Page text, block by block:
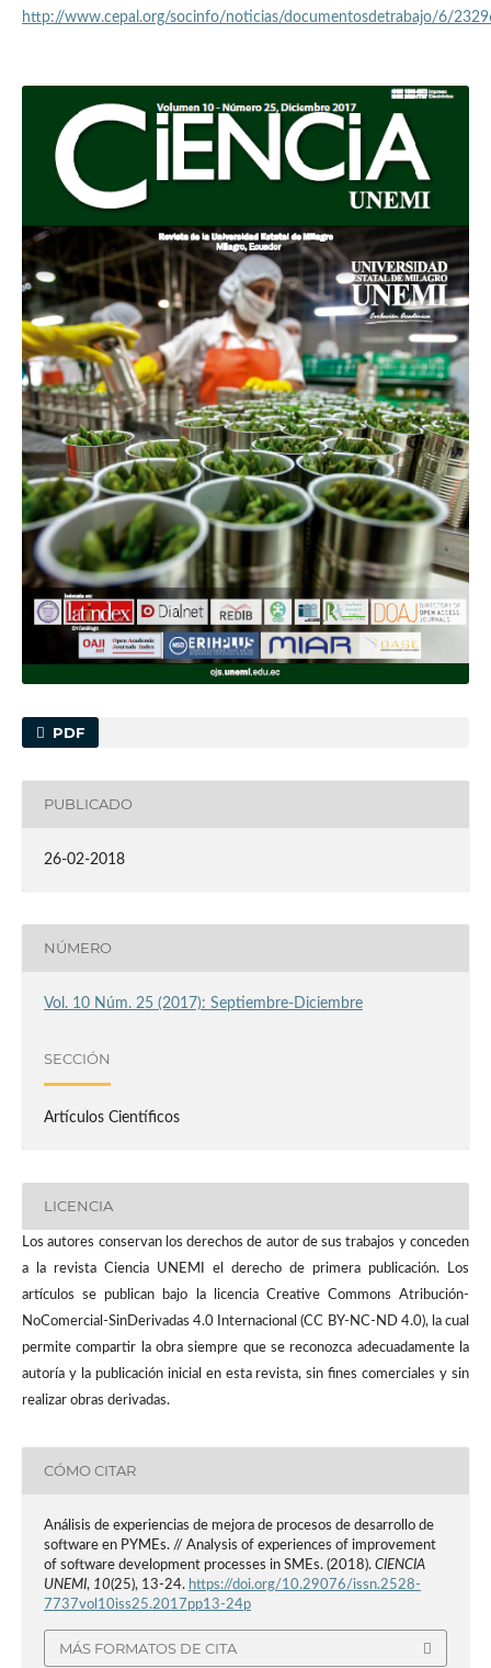
http://www.cepal.org/socinfo/noticias/documentosdetrabajo/6/
PDF
PUBLICADO
26-02-2018
NÚMERO
Vol. 10 Núm. 25 (2017): Septiembre-Diciembre
SECCIÓN
Artículos Científicos
LICENCIA
Los autores conservan los derechos de autor de sus trabajos y conceden
a la revista Ciencia UNEMI el derecho de primera publicación. Los
artículos se publican bajo la licencia Creative Commons Atribución-
NoComercial-SinDerivadas 4.0 Internacional (CC BY-NC-ND 4.0), la cual
permite compartir la obra siempre que se reconozca adecuadamente la
autoría y la publicación inicial en esta revista, sin fines comerciales y sin
realizar obras derivadas.
CÓMO CITAR
Análisis de experiencias de mejora de procesos de desarrollo de
software en PYMEs. // Analysis of experiences of improvement
of software development processes in SMEs. (2018). CIENCIA
UNEMI, 10(25), 13-24. https://doi.org/10.29076/issn.2528-
7737vol10iss25.2017pp13-24p
MÁS FORMATOS DE CITA